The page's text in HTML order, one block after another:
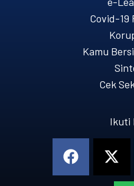
Covid-19
Kamu
Cek
Ikuti